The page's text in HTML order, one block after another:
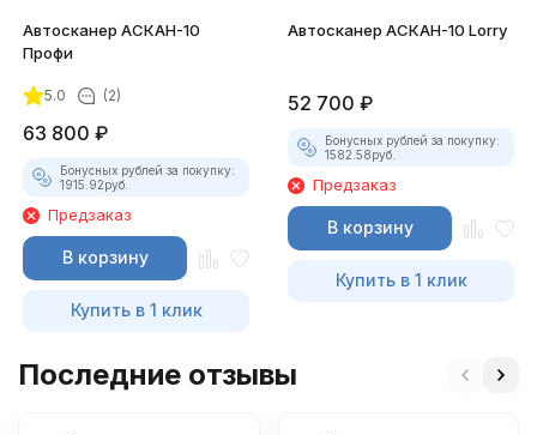
Автосканер АСКАН-10
Профи
5.0 (2)
63 800 ₽
Бонусных рублей за покупку:
1915.92руб.
Предзаказ
В корзину
Купить в 1 клик
Автосканер АСКАН-10 Lorry
52 700 ₽
Бонусных рублей за покупку:
1582.58руб.
Предзаказ
В корзину
Купить в 1 клик
Последние отзывы